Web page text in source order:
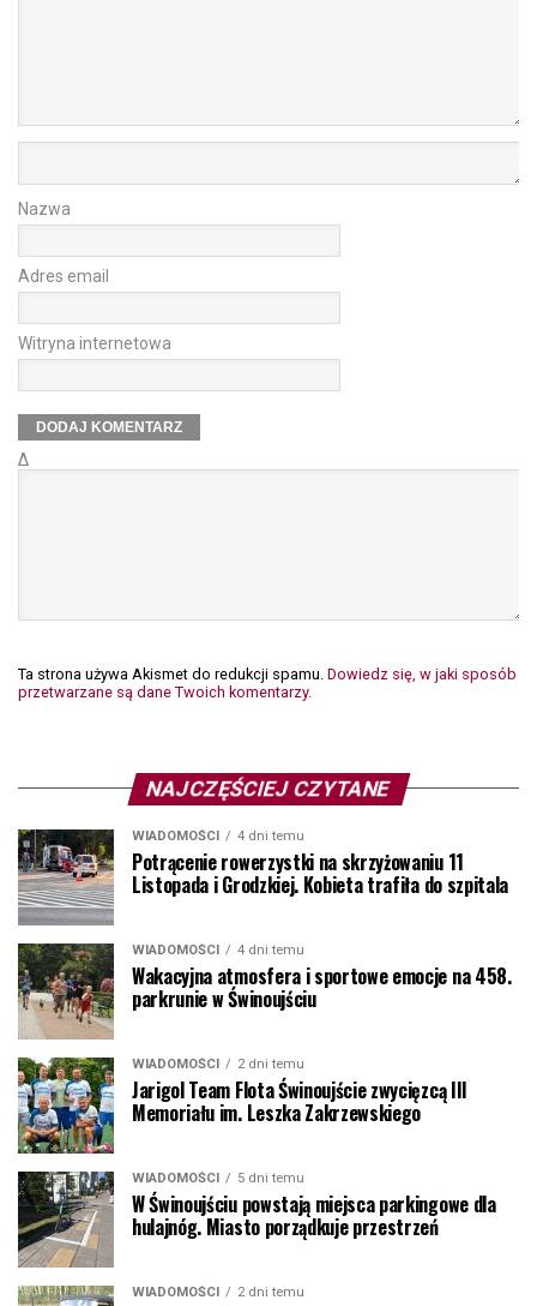
Nazwa
Adres email
Witryna internetowa
Δ
Ta strona używa Akismet do redukcji spamu. Dowiedz się, w jaki sposób
przetwarzane są dane Twoich komentarzy.
NAJCZĘŚCIEJ CZYTANE
WIADOMOŚCI 4 dni temu
Potrącenie rowerzystki na skrzyżowaniu 11
Listopada i Grodzkiej. Kobieta trafiła do szpitala
WIADOMOŚCI 4 dni temu
Wakacyjna atmosfera i sportowe emocje na 458.
parkrunie w Świnoujściu
WIADOMOŚCI 2 dni temu
Jarigol Team Flota Świnoujście zwycięzcą III
Memoriału im. Leszka Zakrzewskiego
WIADOMOŚCI 5 dni temu
W Świnoujściu powstają miejsca parkingowe dla
hulajnóg. Miasto porządkuje przestrzeń
WIADOMOŚCI 2 dni temu